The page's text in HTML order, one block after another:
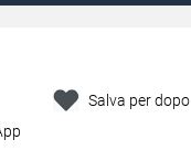
Salva per dopo